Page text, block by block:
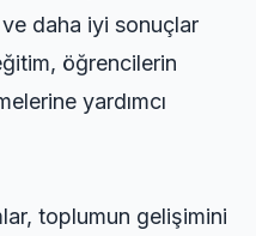
daha iyi sonuçlar
öğrencilerin
yardımcı
toplumun gelişimini